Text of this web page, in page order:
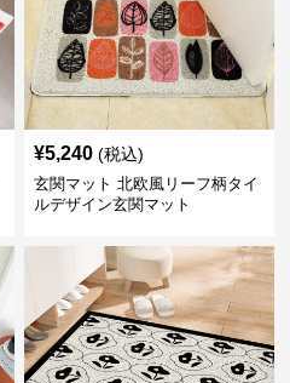
¥5,240 (税込)
玄関マット 北欧風リーフ柄タイ
ルデザイン玄関マット